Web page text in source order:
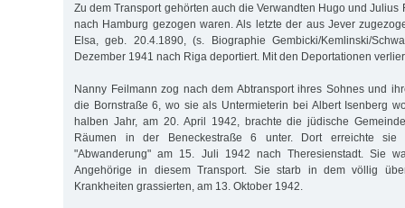
Zu dem Transport gehörten auch die Verwandten Hugo und Julius
nach Hamburg gezogen waren. Als letzte der aus Jever
Elsa, geb. 20.4.1890, (s. Biographie Gembicki/Kemlinski/
Dezember 1941 nach Riga deportiert. Mit den Deportationen
Nanny Feilmann zog nach dem Abtransport ihres Sohnes und
die Bornstraße 6, wo sie als Untermieterin bei Albert Isenberg
halben Jahr, am 20. April 1942, brachte die jüdische
Räumen in der Beneckestraße 6 unter. Dort erreichte sie
"Abwanderung" am 15. Juli 1942 nach Theresienstadt. Sie
Angehörige in diesem Transport. Sie starb in dem völlig
Krankheiten grassierten, am 13. Oktober 1942.